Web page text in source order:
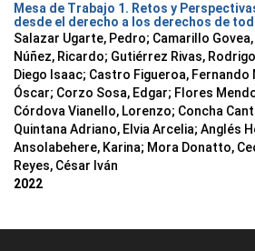
Mesa de Trabajo 1. Retos y
desde el derecho a los derechos de
Salazar Ugarte, Pedro; Camarillo
Núñez, Ricardo; Gutiérrez Rivas, Rodrigo
Diego Isaac; Castro Figueroa, Fernando
Óscar; Corzo Sosa, Edgar; Flores
Córdova Vianello, Lorenzo; Concha
Quintana Adriano, Elvia Arcelia; Anglés
Ansolabehere, Karina; Mora Donatto,
Reyes, César Iván
2022